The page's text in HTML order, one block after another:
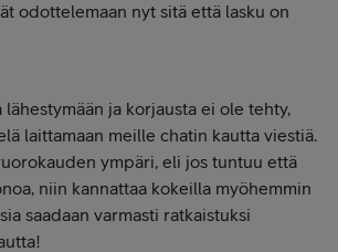
odottelemaan nyt sitä että lasku on
lähestymään ja korjausta ei ole tehty,
laittamaan meille chatin kautta viestiä.
ympäri, eli jos tuntuu että
niin kannattaa kokeilla myöhemmin
saadaan varmasti ratkaistuksi